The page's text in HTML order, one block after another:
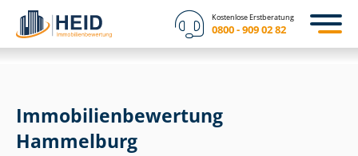
Kostenlose Erstberatung
0800 - 909 02 82
Immobilien­bewertung
Hammelburg